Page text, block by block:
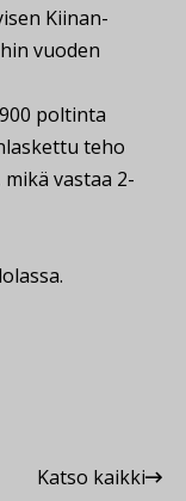
Kiinan-
vuoden
poltinta
teho
vastaa 2-
Katso kaikki